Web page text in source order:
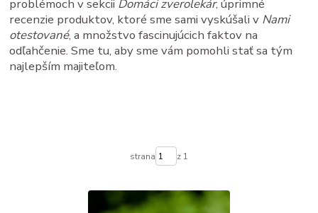
problémoch v sekcii Domáci zverolekár, úprimné
recenzie produktov, ktoré sme sami vyskúšali v Nami
otestované, a množstvo fascinujúcich faktov na
odľahčenie. Sme tu, aby sme vám pomohli stať sa tým
najlepším majiteľom.
strana z 1